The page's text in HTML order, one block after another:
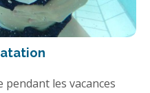
les vacances